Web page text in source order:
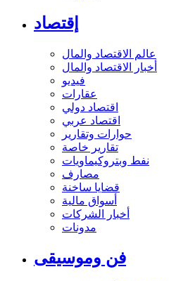
إقتصاد
عالم الاقتصاد والمال
أخبار الاقتصاد والمال
فيديو
عقارات
اقتصاد دولي
اقتصاد عربي
حوارات وتقارير
تقارير خاصة
نفط وبتروكيماويات
مصارف
قضايا ساخنة
أسواق مالية
أخبار الشركات
مدونات
فن وموسيقى